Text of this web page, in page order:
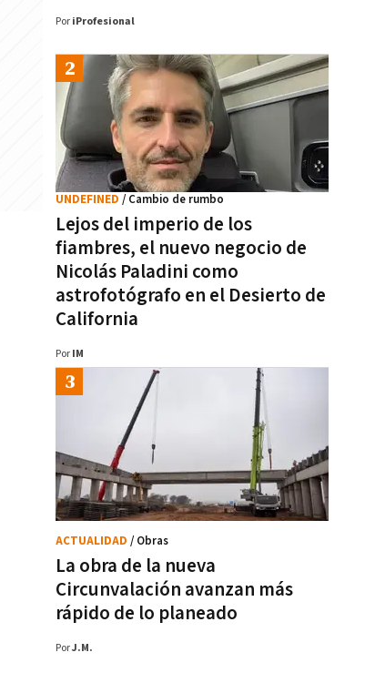
Por iProfesional
Lejos del imperio de los
fiambres, el nuevo negocio de
Nicolás Paladini como
astrofotógrafo en el Desierto de
California
UNDEFINED / Cambio de rumbo
Por IM
La obra de la nueva
Circunvalación avanzan más
rápido de lo planeado
ACTUALIDAD / Obras
PorJ.M.